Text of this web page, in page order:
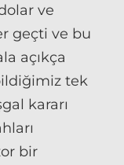
ve
geçti ve bu
açıkça
tek
kararı
bir